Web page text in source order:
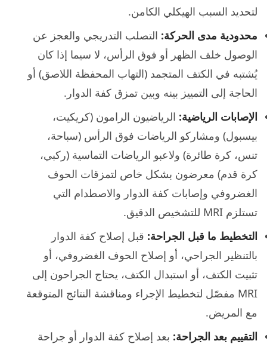
لتحديد السبب الهيكلي الكامن.
محدودية مدى الحركة: التصلب التدريجي والعجز عن
الوصول خلف الظهر أو فوق الرأس، لا سيما إذا كان
يُشتبه في الكتف المتجمد (التهاب المحفظة اللاصق) أو
الحاجة إلى التمييز بينه وبين تمزق كفة الدوار.
الإصابات الرياضية: الرياضيون الرامون (كريكيت،
بيسبول) ومشاركو الرياضات فوق الرأس (سباحة،
تنس، كرة طائرة) ولاعبو الرياضات التماسية (ركبي،
كرة قدم) معرضون بشكل خاص لتمزقات الحوف
الغضروفي وإصابات كفة الدوار والاصطدام التي
تستلزم MRI للتشخيص الدقيق.
التخطيط ما قبل الجراحة: قبل إصلاح كفة الدوار
بالتنظير الجراحي، أو إصلاح الحوف الغضروفي، أو
تثبيت الكتف، أو استبدال الكتف، يحتاج الجراحون إلى
MRI مفصّل لتخطيط الإجراء ومناقشة النتائج المتوقعة
مع المريض.
التقييم بعد الجراحة: بعد إصلاح كفة الدوار أو جراحة